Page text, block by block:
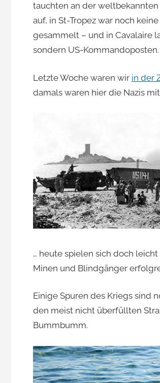
Jacomet
tauchten an der
auf, in St-Tropez war noch
gesammelt – und in Cavalaire
sondern US-Kommandoposten.
Letzte Woche waren wir in der
damals waren hier die Nazis
… heute spielen sich doch
Minen und Blindgänger
Einige Spuren des Kriegs sind
den meist nicht überfüllten
Bummbumm.